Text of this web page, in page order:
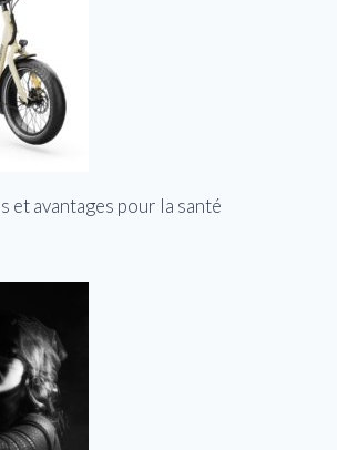
et avantages pour la santé